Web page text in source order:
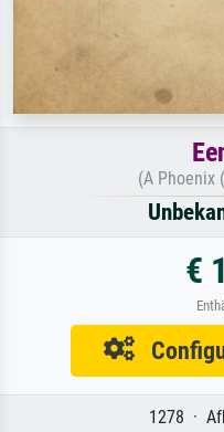
(A Phoenix
€
1278 ·